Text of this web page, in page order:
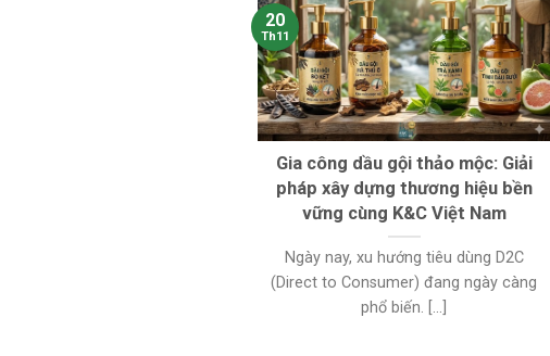
Gia công dầu gội thảo mộc: Giải
pháp xây dựng thương hiệu bền
vững cùng K&C Việt Nam
Ngày nay, xu hướng tiêu dùng D2C
(Direct to Consumer) đang ngày càng
phổ biến. [...]
20
Th11